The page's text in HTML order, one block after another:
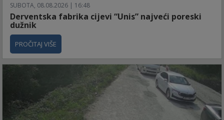
SUBOTA, 08.08.2026 | 16:48
Derventska fabrika cijevi “Unis” najveći poreski
dužnik
PROČITAJ VIŠE